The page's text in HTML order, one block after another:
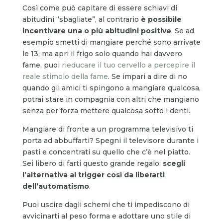
Così come può capitare di essere schiavi di
abitudini “sbagliate”, al contrario è possibile
incentivare una o più abitudini positive. Se ad
esempio smetti di mangiare perché sono arrivate
le 13, ma apri il frigo solo quando hai davvero
fame, puoi rieducare il tuo cervello a percepire il
reale stimolo della fame. Se impari a dire di no
quando gli amici ti spingono a mangiare qualcosa,
potrai stare in compagnia con altri che mangiano
senza per forza mettere qualcosa sotto i denti.
Mangiare di fronte a un programma televisivo ti
porta ad abbuffarti? Spegni il televisore durante i
pasti e concentrati su quello che c’è nel piatto.
Sei libero di farti questo grande regalo: scegli
l’alternativa al trigger così da liberarti
dell’automatismo.
Puoi uscire dagli schemi che ti impediscono di
avvicinarti al peso forma e adottare uno stile di